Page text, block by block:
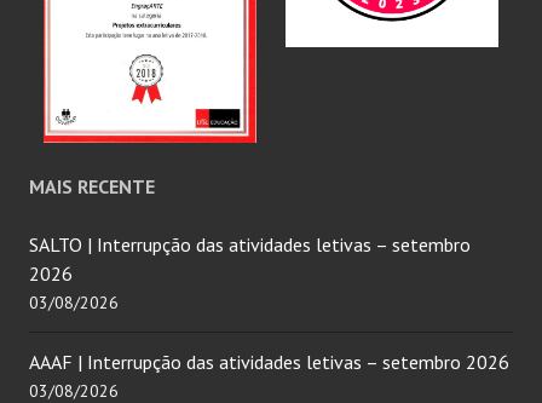
MAIS RECENTE
SALTO | Interrupção das atividades letivas – setembro
2026
03/08/2026
AAAF | Interrupção das atividades letivas – setembro 2026
03/08/2026